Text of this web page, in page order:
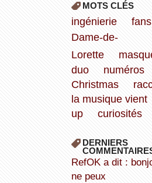
MOTS CLÉS
ingénierie fans
Dame-de-
Lorette
duo
numéros
Christmas
la musique vient
up
curiosités
DERNIERS
refOK a dit : bonjour, je
ne peux